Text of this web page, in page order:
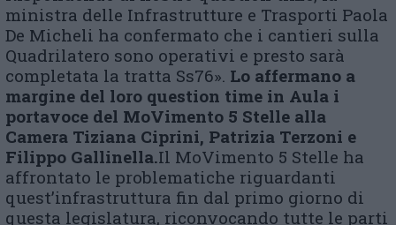
ministra delle Infrastrutture e Trasporti Paola
De Micheli ha confermato che i cantieri sulla
Quadrilatero sono operativi e presto sarà
completata la tratta Ss76». Lo affermano a
margine del loro question time in Aula i
portavoce del MoVimento 5 Stelle alla
Camera Tiziana Ciprini, Patrizia Terzoni e
Filippo Gallinella.Il MoVimento 5 Stelle ha
affrontato le problematiche riguardanti
quest’infrastruttura fin dal primo giorno di
questa legislatura, riconvocando tutte le parti